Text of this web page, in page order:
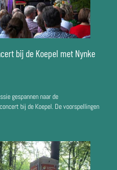
bij de Koepel met Nynke
gespannen naar de
bij de Koepel. De voorspellingen